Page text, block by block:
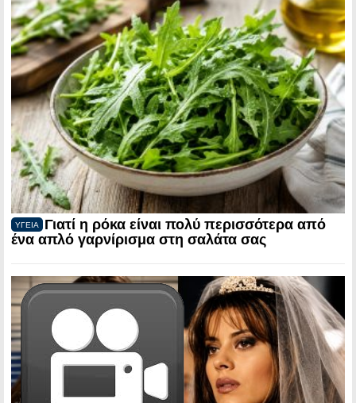
ΥΓΕΙΑ
Γιατί η ρόκα είναι πολύ περισσότερα από
ένα απλό γαρνίρισμα στη σαλάτα σας